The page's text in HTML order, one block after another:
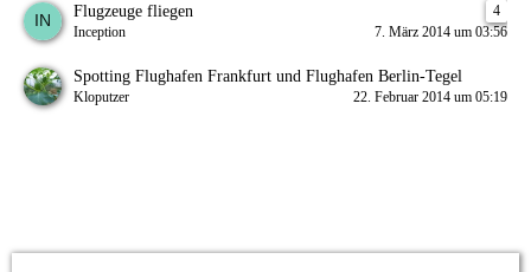
Flugzeuge fliegen
4
Inception
7. März 2014 um 03:56
Spotting Flughafen Frankfurt und Flughafen Berlin-Tegel
Kloputzer 22. Februar 2014 um 05:19